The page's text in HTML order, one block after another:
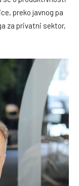
preko javnog pa
za privatni sektor,